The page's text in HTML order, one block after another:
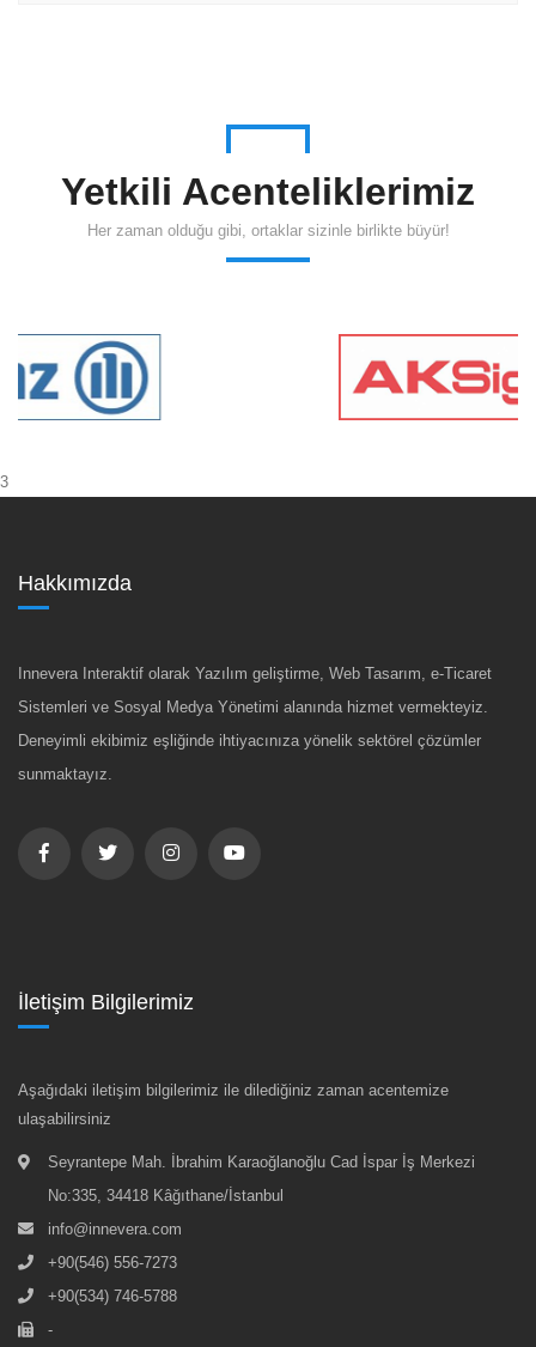
Yetkili Acenteliklerimiz
Her zaman olduğu gibi, ortaklar sizinle birlikte büyür!
3
Hakkımızda
Innevera Interaktif olarak Yazılım geliştirme, Web Tasarım, e-Ticaret
Sistemleri ve Sosyal Medya Yönetimi alanında hizmet vermekteyiz.
Deneyimli ekibimiz eşliğinde ihtiyacınıza yönelik sektörel çözümler
sunmaktayız.
İletişim Bilgilerimiz
Aşağıdaki iletişim bilgilerimiz ile dilediğiniz zaman acentemize
ulaşabilirsiniz
Seyrantepe Mah. İbrahim Karaoğlanoğlu Cad İspar İş Merkezi
No:335, 34418 Kâğıthane/İstanbul
info@innevera.com
+90(546) 556-7273
+90(534) 746-5788
-